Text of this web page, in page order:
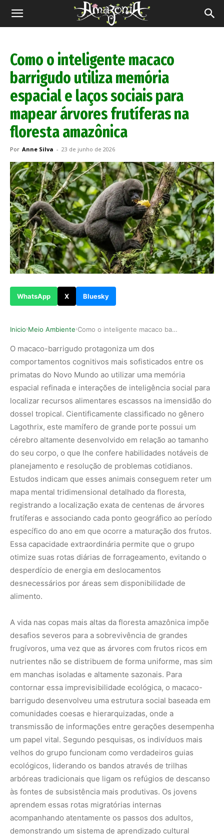
Revista
Como o inteligente macaco
barrigudo utiliza memória
espacial e laços sociais para
mapear árvores frutíferas na
floresta amazônica
Por Anne Silva - 23 de junho de 2026
WhatsApp X Bluesky
Inicio›Meio Ambiente› Como o inteligente macaco barrigudo utiliza mem…
O macaco-barrigudo protagoniza um dos
comportamentos cognitivos mais sofisticados entre os
primatas do Novo Mundo ao utilizar uma memória
espacial refinada e interações de inteligência social para
localizar recursos alimentares escassos na imensidão do
dossel tropical. Cientificamente classificado no gênero
Lagothrix, este mamífero de grande porte possui um
cérebro altamente desenvolvido em relação ao tamanho
do seu corpo, o que lhe confere habilidades notáveis de
planejamento e resolução de problemas cotidianos.
Estudos indicam que esses animais conseguem reter um
mapa mental tridimensional detalhado da floresta,
registrando a localização exata de centenas de árvores
frutíferas e associando cada ponto geográfico ao período
específico do ano em que ocorre a maturação dos frutos.
Essa capacidade extraordinária permite que o grupo
otimize suas rotas diárias de forrageamento, evitando o
desperdício de energia em deslocamentos
desnecessários por áreas sem disponibilidade de
alimento.
A vida nas copas mais altas da floresta amazônica impõe
desafios severos para a sobrevivência de grandes
frugívoros, uma vez que as árvores com frutos ricos em
nutrientes não se distribuem de forma uniforme, mas sim
em manchas isoladas e altamente sazonais. Para
contornar essa imprevisibilidade ecológica, o macaco-
barrigudo desenvolveu uma estrutura social baseada em
comunidades coesas e hierarquizadas, onde a
transmissão de informações entre gerações desempenha
um papel vital. Segundo pesquisas, os indivíduos mais
velhos do grupo funcionam como verdadeiros guias
ecológicos, liderando os bandos através de trilhas
arbóreas tradicionais que ligam os refúgios de descanso
às fontes de subsistência mais produtivas. Os jovens
aprendem essas rotas migratórias internas
acompanhando atentamente os passos dos adultos,
demonstrando um sistema de aprendizado cultural